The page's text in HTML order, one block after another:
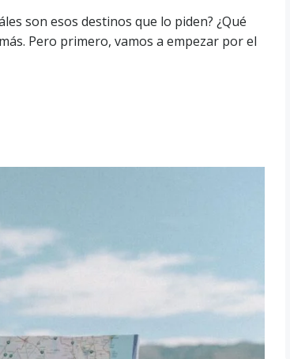
son esos destinos que lo piden? ¿Qué
Pero primero, vamos a empezar por el